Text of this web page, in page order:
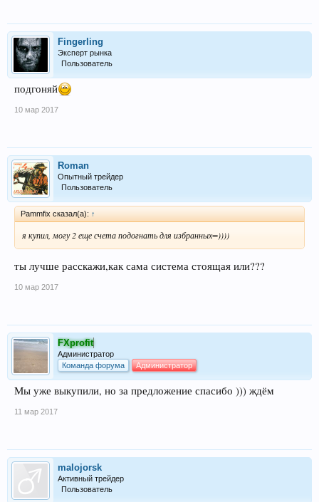
Fingerling
Эксперт рынка
Пользователь
подгоняй
10 мар 2017
Roman
Опытный трейдер
Пользователь
Pammfix сказал(а): ↑
я купил, могу 2 еще счета подогнать для избранных=))))
ты лучше расскажи,как сама система стоящая или???
10 мар 2017
FXprofit
Администратор
Команда форума
Администратор
Мы уже выкупили, но за предложение спасибо ))) ждём
11 мар 2017
malojorsk
Активный трейдер
Пользователь